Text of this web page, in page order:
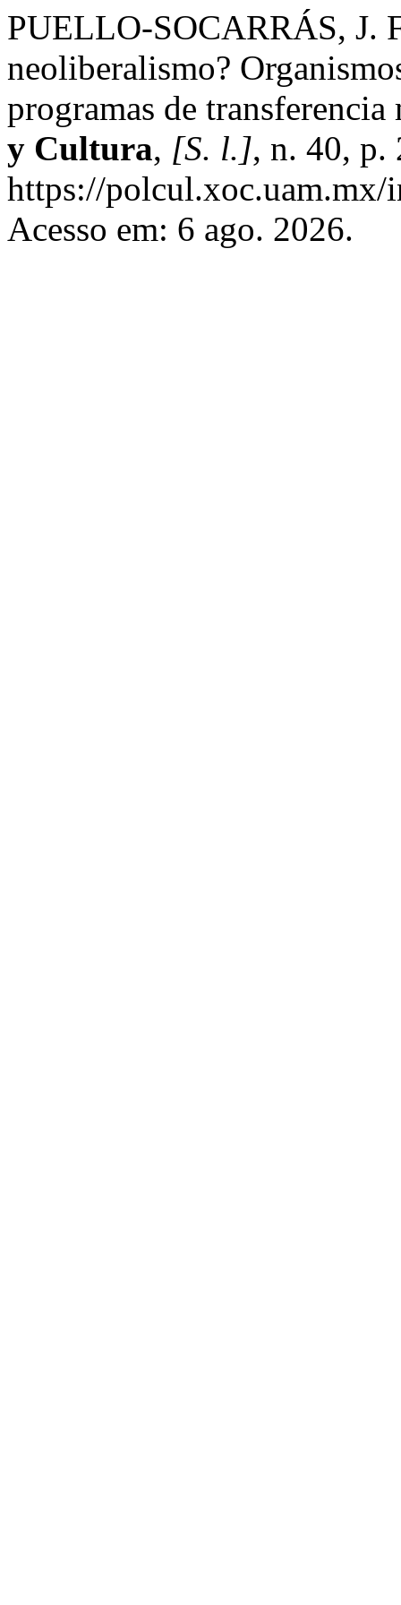
PUELLO-SOCARRÁS, J.
neoliberalismo?
programas de
y Cultura, [S. l.], n. 40, p.
https://
Acesso em: 6 ago. 2026.